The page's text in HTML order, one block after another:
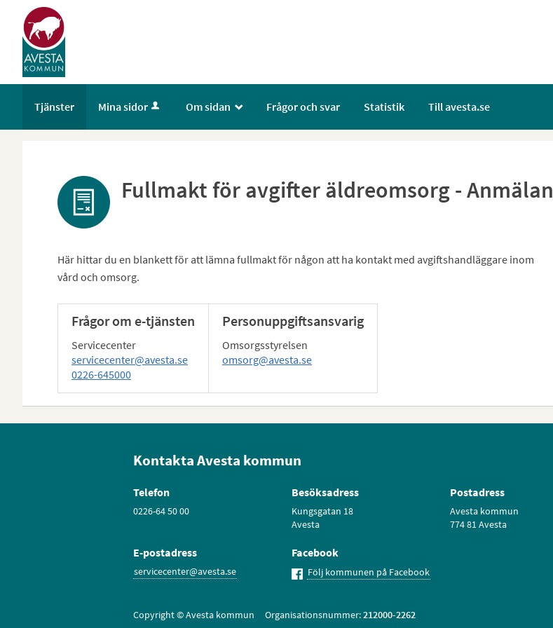
Välkommen
tjänster
-
Avesta
kommun
Tjänster Mina sidor Om sidan _ Frågor och svar Statistik Till avesta.se
Fullmakt för avgifter äldreomsorg - Anmälan
Här hittar du en blankett för att lämna fullmakt för någon att ha kontakt med avgiftshandläggare inom
vård och omsorg.
Frågor om e-tjänsten
Servicecenter
servicecenter@avesta.se
0226-645000
Personuppgiftsansvarig
Omsorgsstyrelsen
omsorg@avesta.se
Kontakta Avesta kommun
Telefon
0226-64 50 00
Besöksadress
Kungsgatan 18
Avesta
Postadress
Avesta kommun
774 81 Avesta
E-postadress
servicecenter@avesta.se
Facebook
Följ kommunen på Facebook
Copyright © Avesta kommun Organisationsnummer:212000-2262